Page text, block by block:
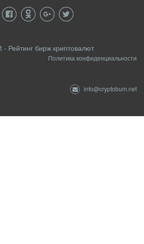
Рейтинг бирж криптовалют
Политика конфиденциальности
info@cryptobum.net